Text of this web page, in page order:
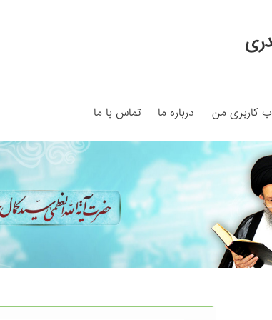
کاربری من درباره ما تماس با ما
My
Search Results
Shop برگه نمونه برگه نمونه بلاگ
سبد خرید قوانین و مقررات